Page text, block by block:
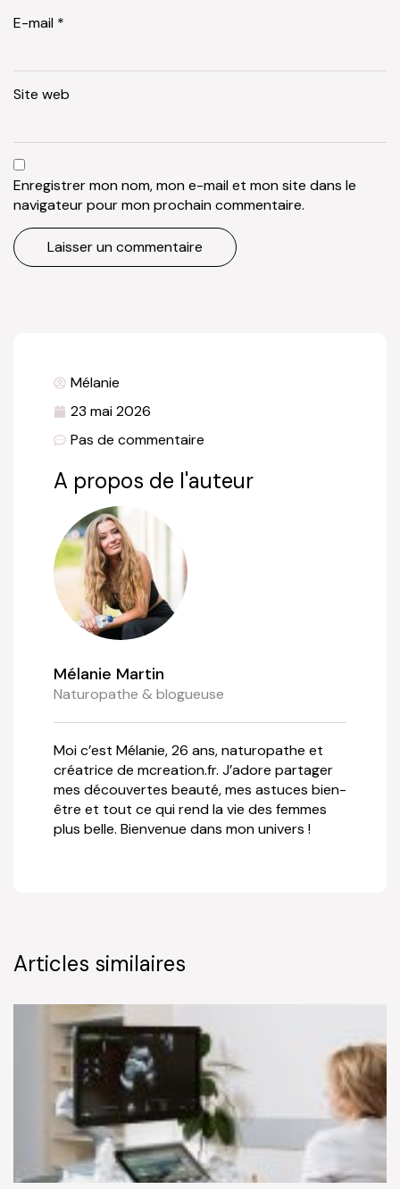
E-mail *
Site web
Enregistrer mon nom, mon e-mail et mon site dans le
navigateur pour mon prochain commentaire.
Mélanie
23 mai 2026
Pas de commentaire
A propos de l'auteur
Mélanie Martin
Naturopathe & blogueuse
Moi c’est Mélanie, 26 ans, naturopathe et
créatrice de mcreation.fr. J’adore partager
mes découvertes beauté, mes astuces bien-
être et tout ce qui rend la vie des femmes
plus belle. Bienvenue dans mon univers !
Articles similaires